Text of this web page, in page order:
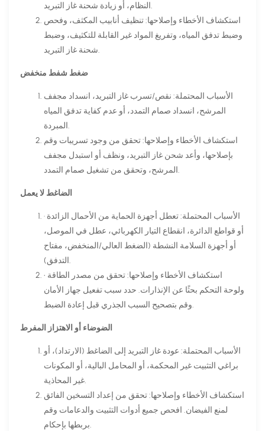
النظام، أو زيادة شحنة غاز التبريد.
استكشاف الأخطاء وإصلاحها: تنظيف أنابيب المكثف، وفحص
وضبط تدفق المياه، وتفريغ المواد غير القابلة للتكثيف، وضبط
شحنة غاز التبريد.
ضغط شفط منخفض
الأسباب المحتملة: نقص/تسرب غاز التبريد، انسداد مجفف
المرشح، انسداد صمام التمدد، أو عدم كفاية تدفق المياه
المبردة.
استكشاف الأخطاء وإصلاحها: تحقق من وجود تسريبات وقم
بإصلاحها، وأعد شحن غاز التبريد، ونظف أو استبدل مجفف
المرشح، وتحقق من تشغيل صمام التمدد.
الضاغط لا يعمل
· الأسباب المحتملة: تعطل أجهزة الحماية من الأحمال الزائدة
أو قواطع الدائرة، انقطاع التيار الكهربائي، عطل في الموصل،
أو أجهزة السلامة النشطة (الضغط العالي/المنخفض، مفتاح
التدفق).
• استكشاف الأخطاء وإصلاحها: تحقق من مصدر الطاقة
ولوحة التحكم بحثًا عن الإنذارات. حدد سبب تفعيل جهاز الأمان
وقم بتصحيح السبب الجذري قبل إعادة الضبط.
الضوضاء أو الاهتزاز المفرط
الأسباب المحتملة: عودة غاز التبريد إلى الضاغط (الارتداد)، أو
براغي التثبيت غير المحكمة، أو المحامل البالية، أو المكونات
غير المحاذية.
استكشاف الأخطاء وإصلاحها: تحقق من إعداد التسخين الفائق
لمنع الفيضان. افحص جميع أدوات التثبيت والدعامات وقم
بربطها بإحكام.